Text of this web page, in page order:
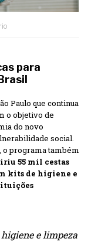
para
Paulo que continua
o objetivo de
do novo
social.
o programa também
55 mil cestas
kits de higiene e
e limpeza